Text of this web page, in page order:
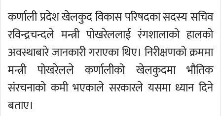
कर्णाली प्रदेश खेलकुद विकास परिषदका सदस्य सचिव
रविन्द्रचन्दले मन्त्री पोखरेललाई रंगशालाको हालको
अवस्थाबारे जानकारी गराएका थिए। निरीक्षणको क्रममा
मन्त्री पोखरेलले कर्णालीको खेलकुदमा भौतिक
संरचनाको कमी भएकाले सरकारले यसमा ध्यान दिने
बताए।